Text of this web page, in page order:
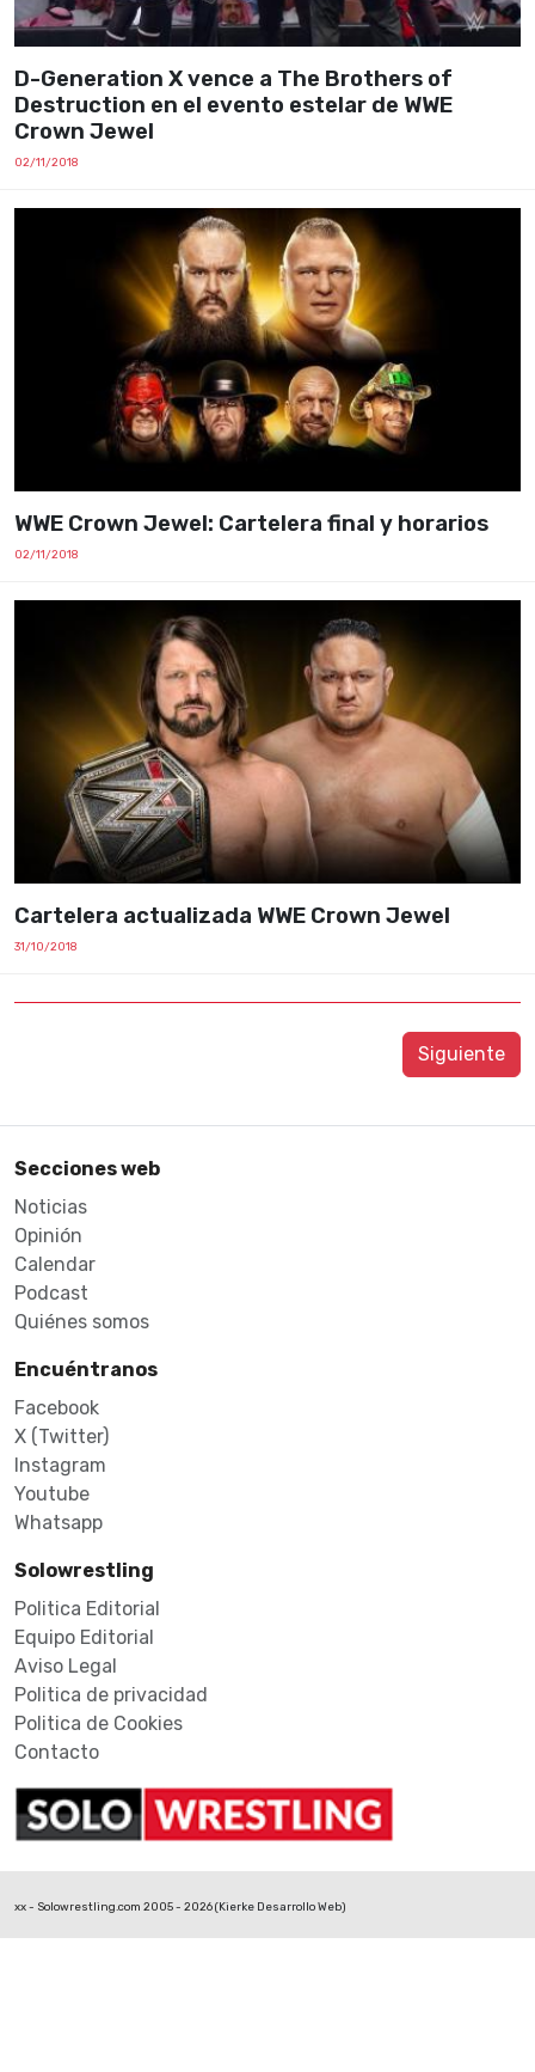
D-Generation X vence a The Brothers of
Destruction en el evento estelar de WWE
Crown Jewel
02/11/2018
WWE Crown Jewel: Cartelera final y horarios
02/11/2018
Cartelera actualizada WWE Crown Jewel
31/10/2018
Siguiente
Secciones web
Noticias
Opinión
Calendar
Podcast
Quiénes somos
Encuéntranos
Facebook
X (Twitter)
Instagram
Youtube
Whatsapp
Solowrestling
Politica Editorial
Equipo Editorial
Aviso Legal
Politica de privacidad
Politica de Cookies
Contacto
xx - Solowrestling.com 2005 - 2026 (Kierke Desarrollo Web)